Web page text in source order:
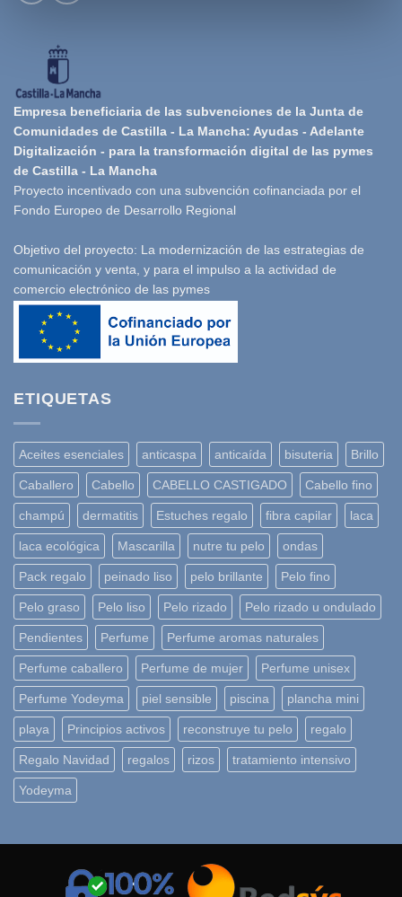
Empresa beneficiaria de las subvenciones de la Junta de
Comunidades de Castilla - La Mancha: Ayudas - Adelante
Digitalización - para la transformación digital de las pymes
de Castilla - La Mancha
Proyecto incentivado con una subvención cofinanciada por el
Fondo Europeo de Desarrollo Regional
Objetivo del proyecto: La modernización de las estrategias de
comunicación y venta, y para el impulso a la actividad de
comercio electrónico de las pymes
ETIQUETAS
Aceites esenciales anticaspa anticaída bisuteria Brillo
Caballero Cabello CABELLO CASTIGADO Cabello fino
champú dermatitis Estuches regalo fibra capilar laca
laca ecológica Mascarilla nutre tu pelo ondas
Pack regalo peinado liso pelo brillante Pelo fino
Pelo graso Pelo liso Pelo rizado Pelo rizado u ondulado
Pendientes Perfume Perfume aromas naturales
Perfume caballero Perfume de mujer Perfume unisex
Perfume Yodeyma piel sensible piscina plancha mini
playa Principios activos reconstruye tu pelo regalo
Regalo Navidad regalos rizos tratamiento intensivo
Yodeyma